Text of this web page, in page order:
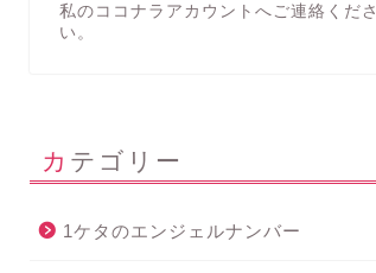
私の ココナラアカウント へご連絡くださ
い。
カテゴリー
1ケタのエンジェルナンバー